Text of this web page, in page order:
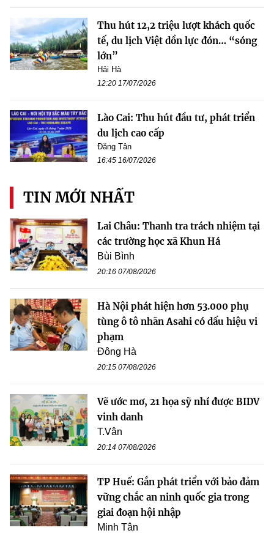
Thu hút 12,2 triệu lượt khách quốc
tế, du lịch Việt dồn lực đón… “sóng
lớn”
Hải Hà
12:20 17/07/2026
Lào Cai: Thu hút đầu tư, phát triển
du lịch cao cấp
Đăng Tân
16:45 16/07/2026
TIN MỚI NHẤT
Lai Châu: Thanh tra trách nhiệm tại
các trường học xã Khun Há
Bùi Bình
20:16 07/08/2026
Hà Nội phát hiện hơn 53.000 phụ
tùng ô tô nhãn Asahi có dấu hiệu vi
phạm
Đông Hà
20:15 07/08/2026
Vẽ ước mơ, 21 họa sỹ nhí được BIDV
vinh danh
T.Vân
20:14 07/08/2026
TP Huế: Gắn phát triển với bảo đảm
vững chắc an ninh quốc gia trong
giai đoạn hội nhập
Minh Tân